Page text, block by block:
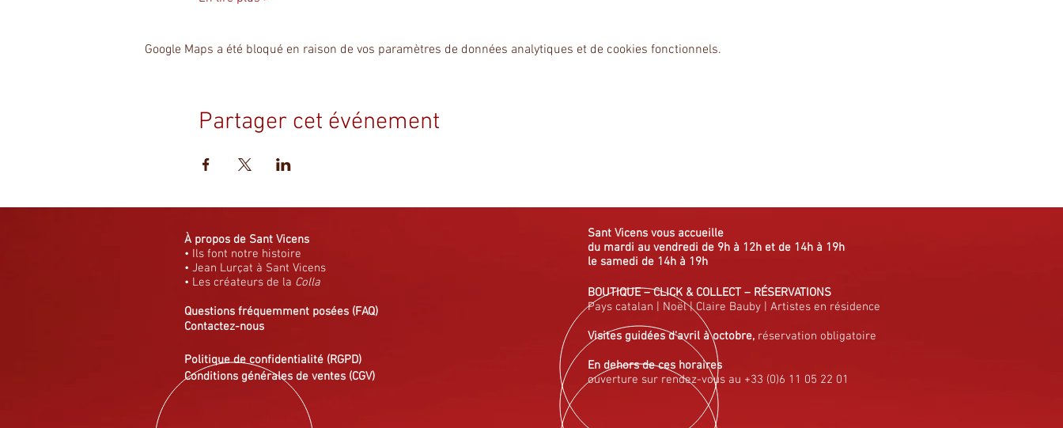
Google Maps a été bloqué en raison de vos paramètres de données analytiques et de cookies fonctionnels.
Partager cet événement
À propos de Sant Vicens
• Ils font notre histoire
• Jean Lurçat à Sant Vicens
• Les créateurs de la Colla
Questions fréquemment posées (FAQ)
Contactez-nous
Politique de confidentialité (RGPD)
Conditions générales de ventes (CGV)
Sant Vicens vous accueille
du mardi au vendredi de 9h à 12h et de 14h à 19h
le samedi de 14h à 19h
BOUTIQUE–CLICK & COLLECT– RÉSERVATIONS
Pays catalan
Noël|Claire Bauby Artistes en résidence
Visites guidéesd'avril à octobre, réservation obligatoire
En dehors de ces horaires
ouverture sur rendez-vous au +33 (0)6 11 05 22 01